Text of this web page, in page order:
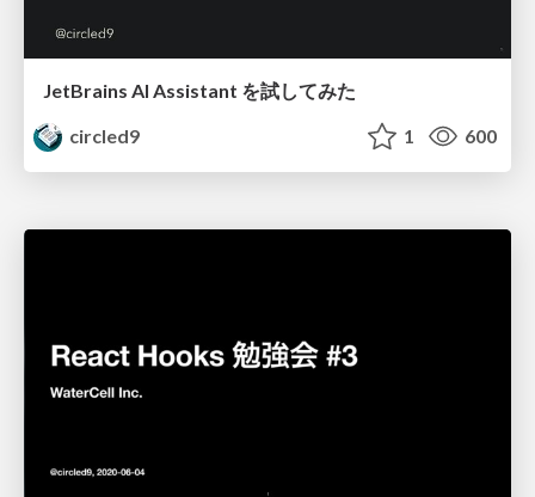
JetBrains AI Assistant を試してみた
circled9
1 600